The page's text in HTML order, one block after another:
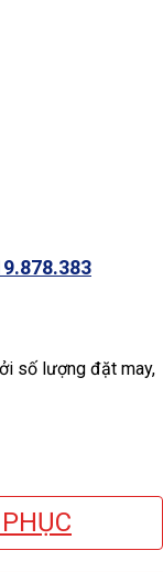
số lượng đặt may,